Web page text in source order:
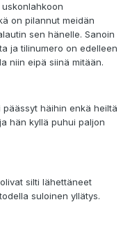
on pilannut meidän
sen hänelle. Sanoin
ja tilinumero on edelleen
niin eipä siinä mitään.
häihin enkä heiltä
hän kyllä puhui paljon
silti lähettäneet
suloinen yllätys.